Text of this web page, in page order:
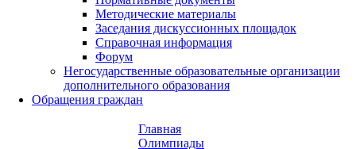
Методические материалы
Заседания дискуссионных площадок
Справочная информация
Форум
Негосударственные образовательные организации
дополнительного образования
Обращения граждан
Главная
Олимпиады